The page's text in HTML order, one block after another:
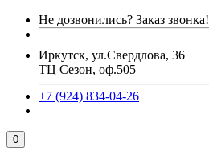
Не дозвонились? Заказ звонка!
Иркутск, ул.Свердлова, 36
ТЦ Сезон, оф.505
+7 (924) 834-04-26
0